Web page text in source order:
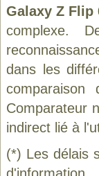
Galaxy Z Flip
complexe.
dans les
Comparateur
indirect lié à
(*) Les délais